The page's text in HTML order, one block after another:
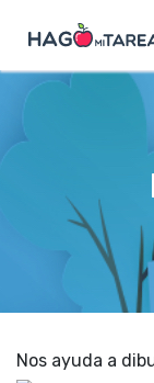
Nos ayuda a